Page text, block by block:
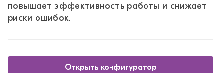
повышает эффективность работы и снижает
риски ошибок.
Открыть конфигуратор